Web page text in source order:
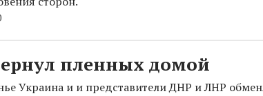
пленных домой
Украина и и представители ДНР и ЛНР